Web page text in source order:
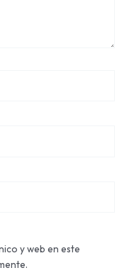
y web en este